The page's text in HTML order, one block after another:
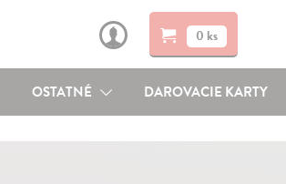
0 ks
OSTATNÉ DAROVACIE KARTY